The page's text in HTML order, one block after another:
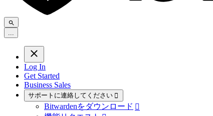
Log In
Get Started
Business Sales
サポートに連絡してください 
Bitwardenをダウンロード 